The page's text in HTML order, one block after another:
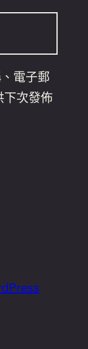
電子郵
下次發佈